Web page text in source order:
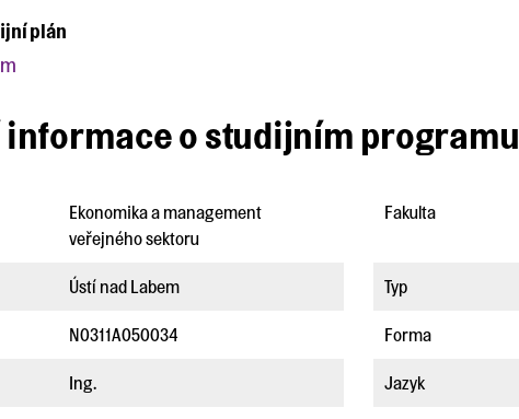
plán
informace o studijním programu
Ekonomika a management
veřejného sektoru
Fakulta
Ústí nad Labem Typ
N0311A050034 Forma
Ing. Jazyk